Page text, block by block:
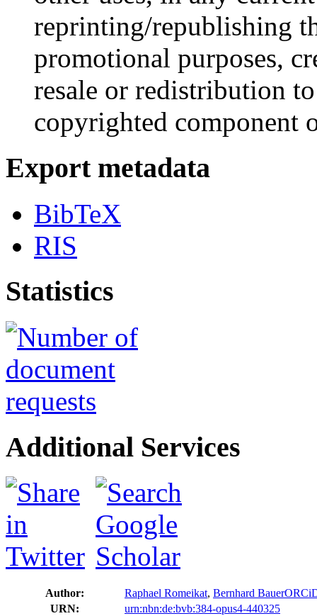
reprinting/republishing
promotional purposes,
resale or redistribution
copyrighted component
Export metadata
BibTeX
RIS
Statistics
Additional Services
Author: Raphael Romeikat, Bernhard Bauer
URN:
urn:nbn:de:bvb:384-opus4-440325